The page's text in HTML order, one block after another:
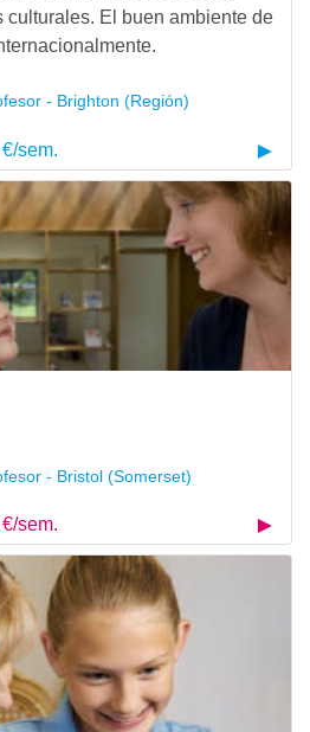
culturales. El buen ambiente de
- Brighton (Región)
sem.
- Bristol (Somerset)
sem.